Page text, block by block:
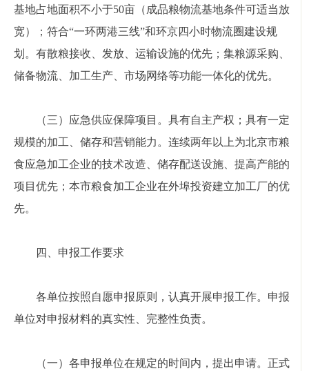
基地占地面积不小于50亩（成品粮物流基地条件可适当放
宽）；符合“一环两港三线”和环京四小时物流圈建设规
划。有散粮接收、发放、运输设施的优先；集粮源采购、
储备物流、加工生产、市场网络等功能一体化的优先。
（三）应急供应保障项目。具有自主产权；具有一定
规模的加工、储存和营销能力。连续两年以上为北京市粮
食应急加工企业的技术改造、储存配送设施、提高产能的
项目优先；本市粮食加工企业在外埠投资建立加工厂的优
先。
四、申报工作要求
各单位按照自愿申报原则，认真开展申报工作。申报
单位对申报材料的真实性、完整性负责。
（一）各申报单位在规定的时间内，提出申请。正式